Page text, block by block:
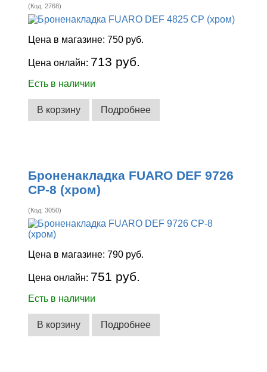
(Код:2768)
Цена в магазине:750 руб.
Цена онлайн: 713 руб.
Есть в наличии
В корзину Подробнее
Броненакладка FUARO DEF 9726
CP-8 (хром)
(Код:3050)
Цена в магазине:790 руб.
Цена онлайн: 751 руб.
Есть в наличии
В корзину Подробнее